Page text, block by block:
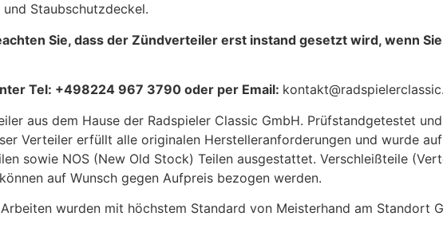
Staubschutzdeckel.
Sie, dass der Zündverteiler erst instand gesetzt wird, wenn
Tel: +498224 967 3790 oder per Email:
aus dem Hause der Radspieler Classic GmbH. Prüfstandgetestet
Verteiler erfüllt alle originalen Herstelleranforderungen und wurde
sowie NOS (New Old Stock) Teilen ausgestattet. Verschleißteile
auf Wunsch gegen Aufpreis bezogen werden.
wurden mit höchstem Standard von Meisterhand am Standort